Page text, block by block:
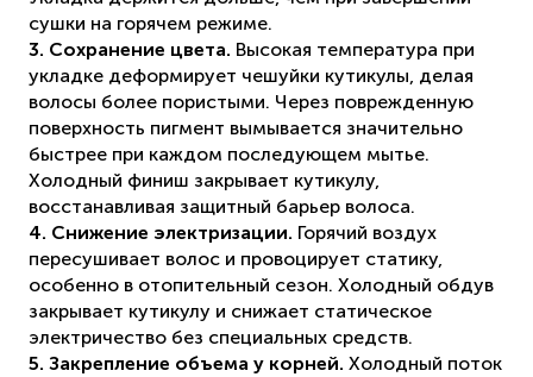
сушки на горячем режиме.
3. Сохранение цвета. Высокая температура при
укладке деформирует чешуйки кутикулы, делая
волосы более пористыми. Через поврежденную
поверхность пигмент вымывается значительно
быстрее при каждом последующем мытье.
Холодный финиш закрывает кутикулу,
восстанавливая защитный барьер волоса.
4. Снижение электризации. Горячий воздух
пересушивает волос и провоцирует статику,
особенно в отопительный сезон. Холодный обдув
закрывает кутикулу и снижает статическое
электричество без специальных средств.
5. Закрепление объема у корней. Холодный поток